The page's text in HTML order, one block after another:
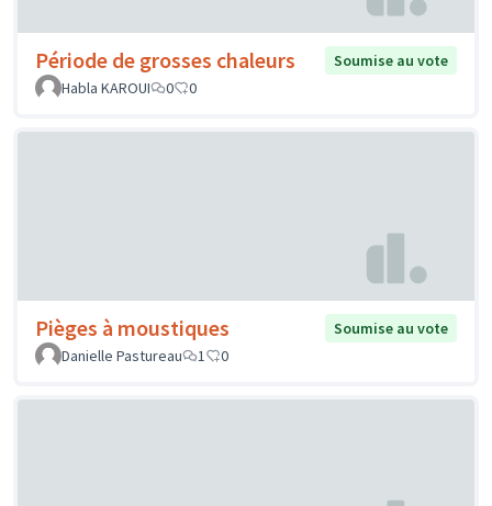
Période de grosses chaleurs
Soumise au vote
Habla KAROUI
0 0
Pièges à moustiques
Soumise au vote
Danielle Pastureau
1 0